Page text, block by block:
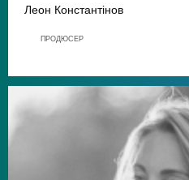
Леон Константінов
ПРОДЮСЕР